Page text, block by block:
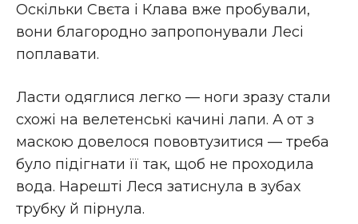
Оскільки Свєта і Клава вже пробували,
вони благородно запропонували Лесі
поплавати.
Ласти одяглися легко — ноги зразу стали
схожі на велетенські качині лапи. А от з
маскою довелося пововтузитися — треба
було підігнати її так, щоб не проходила
вода. Нарешті Леся затиснула в зубах
трубку й пірнула.